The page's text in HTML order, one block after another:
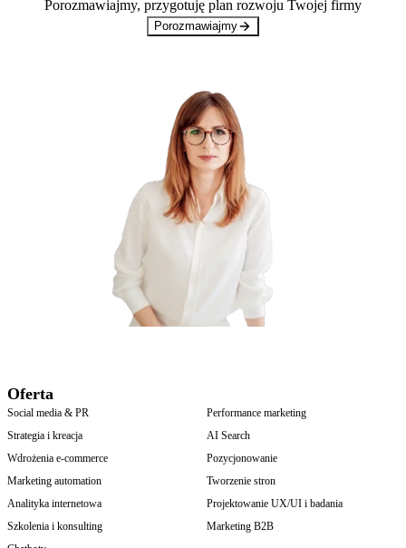
Porozmawiajmy, przygotuję plan rozwoju Twojej firmy
Porozmawiajmy
Oferta
Social media & PR
Performance marketing
Strategia i kreacja
AI Search
Wdrożenia e-commerce
Pozycjonowanie
Marketing automation
Tworzenie stron
Analityka internetowa
Projektowanie UX/UI i badania
Szkolenia i konsulting
Marketing B2B